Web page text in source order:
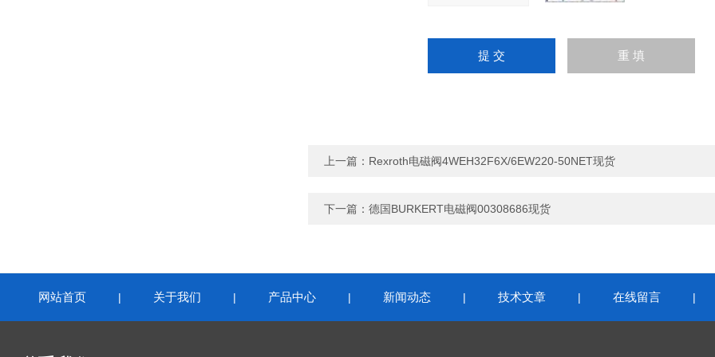
上一篇： Rexroth电磁阀4WEH32F6X/6EW220-50NET现货
下一篇： 德国BURKERT电磁阀00308686现货
网站首页 | 关于我们 | 产品中心 | 新闻动态 | 技术文章 | 在线留言 |